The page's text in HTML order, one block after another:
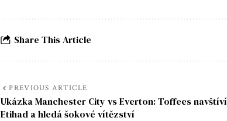
Share This Article
PREVIOUS ARTICLE
Ukázka Manchester City vs Everton: Toffees navštíví
Etihad a hledá šokové vítězství